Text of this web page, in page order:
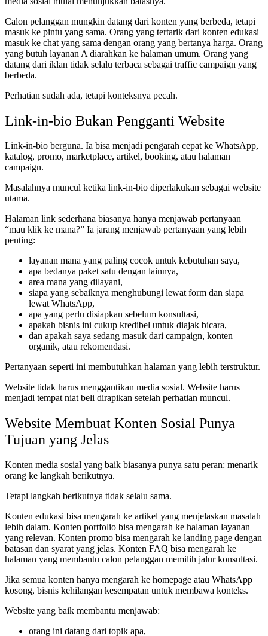
Calon pelanggan mungkin datang dari konten yang berbeda, tetapi
masuk ke pintu yang sama. Orang yang tertarik dari konten edukasi
masuk ke chat yang sama dengan orang yang bertanya harga. Orang
yang butuh layanan A diarahkan ke halaman umum. Orang yang
datang dari iklan tidak selalu terbaca sebagai traffic campaign yang
berbeda.
Perhatian sudah ada, tetapi konteksnya pecah.
Link-in-bio Bukan Pengganti Website
Link-in-bio berguna. Ia bisa menjadi pengarah cepat ke WhatsApp,
katalog, promo, marketplace, artikel, booking, atau halaman
campaign.
Masalahnya muncul ketika link-in-bio diperlakukan sebagai website
utama.
Halaman link sederhana biasanya hanya menjawab pertanyaan
“mau klik ke mana?” Ia jarang menjawab pertanyaan yang lebih
penting:
layanan mana yang paling cocok untuk kebutuhan saya,
apa bedanya paket satu dengan lainnya,
area mana yang dilayani,
siapa yang sebaiknya menghubungi lewat form dan siapa
lewat WhatsApp,
apa yang perlu disiapkan sebelum konsultasi,
apakah bisnis ini cukup kredibel untuk diajak bicara,
dan apakah saya sedang masuk dari campaign, konten
organik, atau rekomendasi.
Pertanyaan seperti ini membutuhkan halaman yang lebih terstruktur.
Website tidak harus menggantikan media sosial. Website harus
menjadi tempat niat beli dirapikan setelah perhatian muncul.
Website Membuat Konten Sosial Punya
Tujuan yang Jelas
Konten media sosial yang baik biasanya punya satu peran: menarik
orang ke langkah berikutnya.
Tetapi langkah berikutnya tidak selalu sama.
Konten edukasi bisa mengarah ke artikel yang menjelaskan masalah
lebih dalam. Konten portfolio bisa mengarah ke halaman layanan
yang relevan. Konten promo bisa mengarah ke landing page dengan
batasan dan syarat yang jelas. Konten FAQ bisa mengarah ke
halaman yang membantu calon pelanggan memilih jalur konsultasi.
Jika semua konten hanya mengarah ke homepage atau WhatsApp
kosong, bisnis kehilangan kesempatan untuk membawa konteks.
Website yang baik membantu menjawab:
orang ini datang dari topik apa,